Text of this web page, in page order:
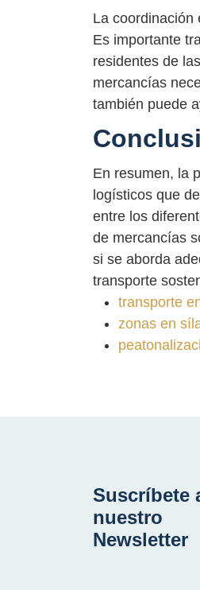
La coordinación
Es importante
residentes de
mercancías
también puede
En resumen, la
logísticos que
entre los
de mercancías
si se aborda
transporte
transporte
zonas en
Suscríbete
nuestro
Newsletter